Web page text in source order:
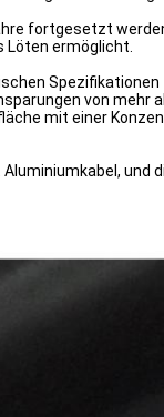
fortgesetzt
Löten ermöglicht.
von mehr
mit einer
und